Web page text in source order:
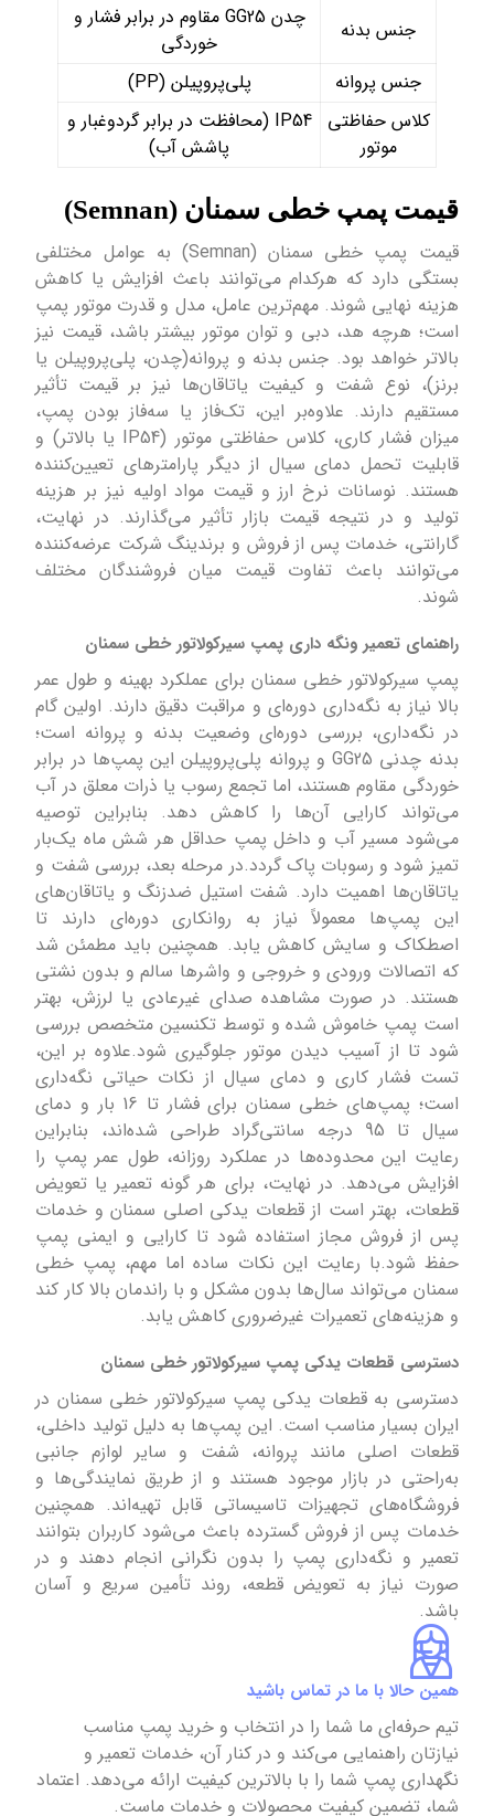
جنس بدنه
چدن GG25 مقاوم در برابر فشار و
خوردگی
جنس پروانه
پلی‌پروپیلن (PP)
کلاس حفاظتی
موتور
IP54 (محافظت در برابر گردوغبار و
پاشش آب)
قیمت پمپ خطی سمنان (Semnan)
قیمت پمپ خطی سمنان (Semnan) به عوامل مختلفی
بستگی دارد که هرکدام می‌توانند باعث افزایش یا کاهش
هزینه نهایی شوند. مهم‌ترین عامل، مدل و قدرت موتور پمپ
است؛ هرچه هد، دبی و توان موتور بیشتر باشد، قیمت نیز
بالاتر خواهد بود. جنس بدنه و پروانه(چدن، پلی‌پروپیلن یا
برنز)، نوع شفت و کیفیت یاتاقان‌ها نیز بر قیمت تأثیر
مستقیم دارند. علاوه‌بر این، تک‌فاز یا سه‌فاز بودن پمپ،
میزان فشار کاری، کلاس حفاظتی موتور (IP54 یا بالاتر) و
قابلیت تحمل دمای سیال از دیگر پارامترهای تعیین‌کننده
هستند. نوسانات نرخ ارز و قیمت مواد اولیه نیز بر هزینه
تولید و در نتیجه قیمت بازار تأثیر می‌گذارند. در نهایت،
گارانتی، خدمات پس از فروش و برندینگ شرکت عرضه‌کننده
می‌توانند باعث تفاوت قیمت میان فروشندگان مختلف
شوند.
راهنمای تعمیر ونگه داری پمپ سیرکولاتور خطی سمنان
پمپ سیرکولاتور خطی سمنان برای عملکرد بهینه و طول عمر
بالا نیاز به نگه‌داری دوره‌ای و مراقبت دقیق دارند. اولین گام
در نگه‌داری، بررسی دوره‌ای وضعیت بدنه و پروانه است؛
بدنه چدنی GG25 و پروانه پلی‌پروپیلن این پمپ‌ها در برابر
خوردگی مقاوم هستند، اما تجمع رسوب یا ذرات معلق در آب
می‌تواند کارایی آن‌ها را کاهش دهد. بنابراین توصیه
می‌شود مسیر آب و داخل پمپ حداقل هر شش ماه یک‌بار
تمیز شود و رسوبات پاک گردد.در مرحله بعد، بررسی شفت و
یاتاقان‌ها اهمیت دارد. شفت استیل ضدزنگ و یاتاقان‌های
این پمپ‌ها معمولاً نیاز به روانکاری دوره‌ای دارند تا
اصطکاک و سایش کاهش یابد. همچنین باید مطمئن شد
که اتصالات ورودی و خروجی و واشرها سالم و بدون نشتی
هستند. در صورت مشاهده صدای غیرعادی یا لرزش، بهتر
است پمپ خاموش شده و توسط تکنسین متخصص بررسی
شود تا از آسیب دیدن موتور جلوگیری شود.علاوه بر این،
تست فشار کاری و دمای سیال از نکات حیاتی نگه‌داری
است؛ پمپ‌های خطی سمنان برای فشار تا 16 بار و دمای
سیال تا 95 درجه سانتی‌گراد طراحی شده‌اند، بنابراین
رعایت این محدوده‌ها در عملکرد روزانه، طول عمر پمپ را
افزایش می‌دهد. در نهایت، برای هر گونه تعمیر یا تعویض
قطعات، بهتر است از قطعات یدکی اصلی سمنان و خدمات
پس از فروش مجاز استفاده شود تا کارایی و ایمنی پمپ
حفظ شود.با رعایت این نکات ساده اما مهم، پمپ خطی
سمنان می‌تواند سال‌ها بدون مشکل و با راندمان بالا کار کند
و هزینه‌های تعمیرات غیرضروری کاهش یابد.
دسترسی قطعات یدکی پمپ سیرکولاتور خطی سمنان
دسترسی به قطعات یدکی پمپ سیرکولاتور خطی سمنان در
ایران بسیار مناسب است. این پمپ‌ها به دلیل تولید داخلی،
قطعات اصلی مانند پروانه، شفت و سایر لوازم جانبی
به‌راحتی در بازار موجود هستند و از طریق نمایندگی‌ها و
فروشگاه‌های تجهیزات تاسیساتی قابل تهیه‌اند. همچنین
خدمات پس از فروش گسترده باعث می‌شود کاربران بتوانند
تعمیر و نگه‌داری پمپ را بدون نگرانی انجام دهند و در
صورت نیاز به تعویض قطعه، روند تأمین سریع و آسان
باشد.
همین حالا با ما در تماس باشید
تیم حرفه‌ای ما شما را در انتخاب و خرید پمپ مناسب
نیازتان راهنمایی می‌کند و در کنار آن، خدمات تعمیر و
نگهداری پمپ شما را با بالاترین کیفیت ارائه می‌دهد. اعتماد
شما، تضمین کیفیت محصولات و خدمات ماست.